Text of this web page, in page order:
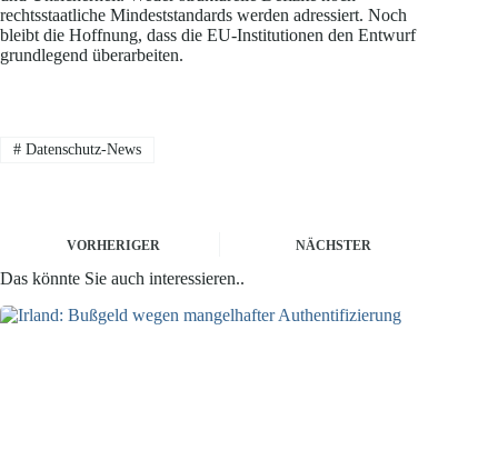
rechtsstaatliche Mindeststandards werden adressiert. Noch
bleibt die Hoffnung, dass die EU-Institutionen den Entwurf
grundlegend überarbeiten.
#Datenschutz-News
VORHERIGER NÄCHSTER
Das könnte Sie auch interessieren..